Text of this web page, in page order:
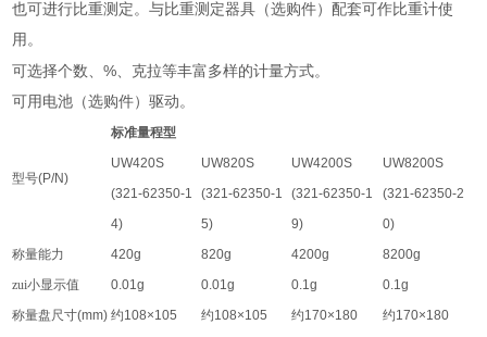
也可进行比重测定。与比重测定器具（选购件）配套可作比重计使
用。
可选择个数、%、克拉等丰富多样的计量方式。
可用电池（选购件）驱动。
型号(P/N)
标准量程型
UW420S
UW820S UW4200S
UW8200S
(321-62350-1
4)
(321-62350-1
5)
(321-62350-1
9)
(321-62350-2
0)
称量能力
420g 820g 4200g
8200g
zui小显示值
0.01g 0.01g 0.1g
0.1g
称量盘尺寸(mm) 约108×105 约108×105 约170×180 约170×180